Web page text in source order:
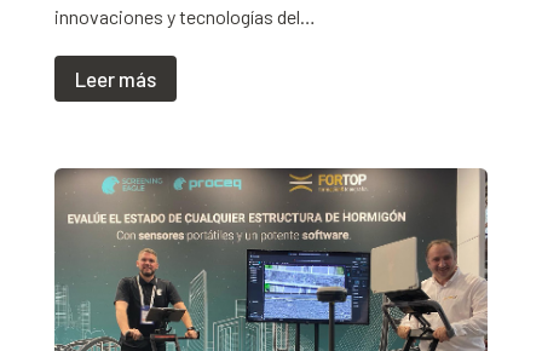
innovaciones y tecnologías del…
Leer más